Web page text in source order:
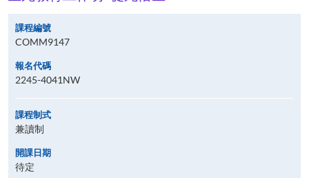
課程編號
COMM9147
報名代碼
2245-4041NW
課程制式
兼讀制
開課日期
待定